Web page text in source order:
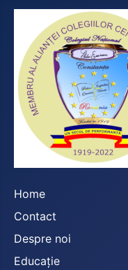
Home
Contact
Despre noi
Educație